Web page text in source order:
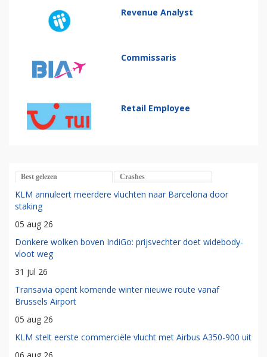
Revenue Analyst
Commissaris
Retail Employee
Best gelezen Crashes
KLM annuleert meerdere vluchten naar Barcelona door
staking
05 aug 26
Donkere wolken boven IndiGo: prijsvechter doet widebody-
vloot weg
31 jul 26
Transavia opent komende winter nieuwe route vanaf
Brussels Airport
05 aug 26
KLM stelt eerste commerciële vlucht met Airbus A350-900 uit